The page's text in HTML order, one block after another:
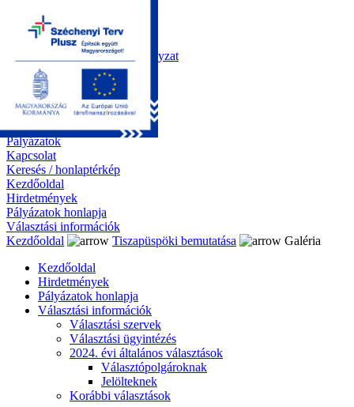
Kezdőoldal
Önkormányzat
Polgármesteri Hivatal
Roma Nemzetiségi Önkormányzat
Elektronikus ügyintézés
Közérdekű információk
Tiszapüspöki bemutatása
Galéria
Díjazottaink
Pályázatok
Kapcsolat
Keresés / honlaptérkép
Kezdőoldal
Hirdetmények
Pályázatok honlapja
Választási információk
Kezdőoldal
Tiszapüspöki bemutatása
Galéria
Kezdőoldal
Hirdetmények
Pályázatok honlapja
Választási információk
Választási szervek
Választási ügyintézés
2024. évi általános választások
Választópolgároknak
Jelölteknek
Korábbi választások